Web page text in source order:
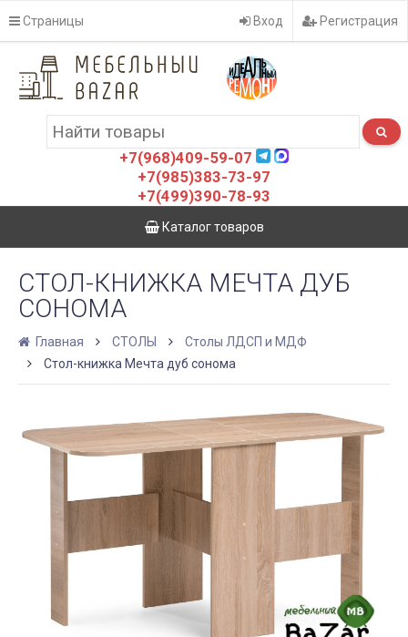
Страницы Вход Регистрация
+7(968)409-59-07
+7(985)383-73-97
+7(499)390-78-93
Каталог товаров
СТОЛ-КНИЖКА МЕЧТА ДУБ
СОНОМА
Главная СТОЛЫ
Столы ЛДСП и МДФ
Стол-книжка Мечта дуб сонома